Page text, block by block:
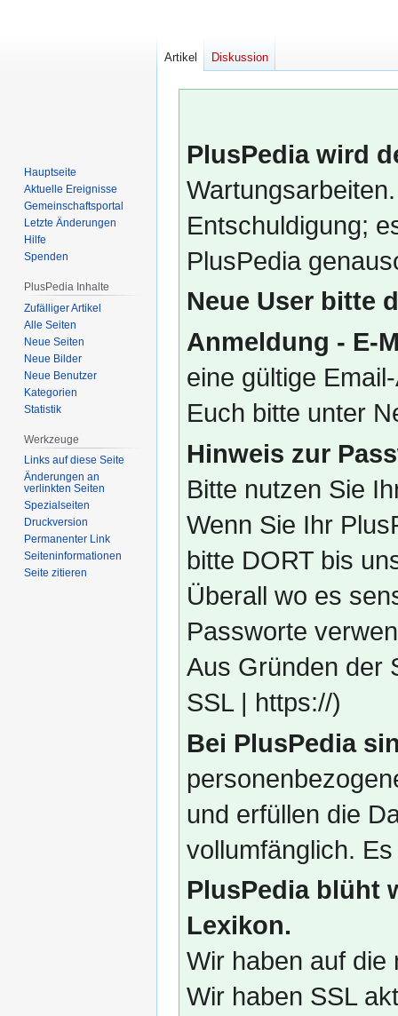
PlusPedia wird
Entschuldigung;
PlusPedia
Neue User bitte
Anmeldung - E-
eine gültige
Euch bitte unter
Hinweis zur
Bitte nutzen Sie
Wenn Sie Ihr
bitte DORT bis
Überall wo es
Passworte
Aus Gründen der
SSL | https://)
Bei PlusPedia
und erfüllen die
vollumfänglich.
PlusPedia blüht
Lexikon.
Wir haben auf die
Wir haben SSL
Artikel Diskussion
Hauptseite
Aktuelle Ereignisse
Gemeinschafts­portal
Letzte Änderungen
Hilfe
Spenden
PlusPedia Inhalte
Zufälliger Artikel
Alle Seiten
Neue Seiten
Neue Bilder
Neue Benutzer
Kategorien
Statistik
Werkzeuge
Links auf diese Seite
Änderungen an
verlinkten Seiten
Spezialseiten
Druckversion
Permanenter Link
Seiten­­informationen
Seite zitieren